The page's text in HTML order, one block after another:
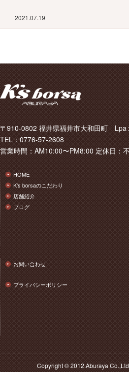
2021.07.19
〒910-0802 福井県福井市大和田町 Lpa
TEL：0776-57-2608
営業時間：AM10:00〜PM8:00 定休日：
HOME
K's borsaのこだわり
店舗紹介
ブログ
お問い合わせ
プライバシーポリシー
Copyright © 2012.Aburaya